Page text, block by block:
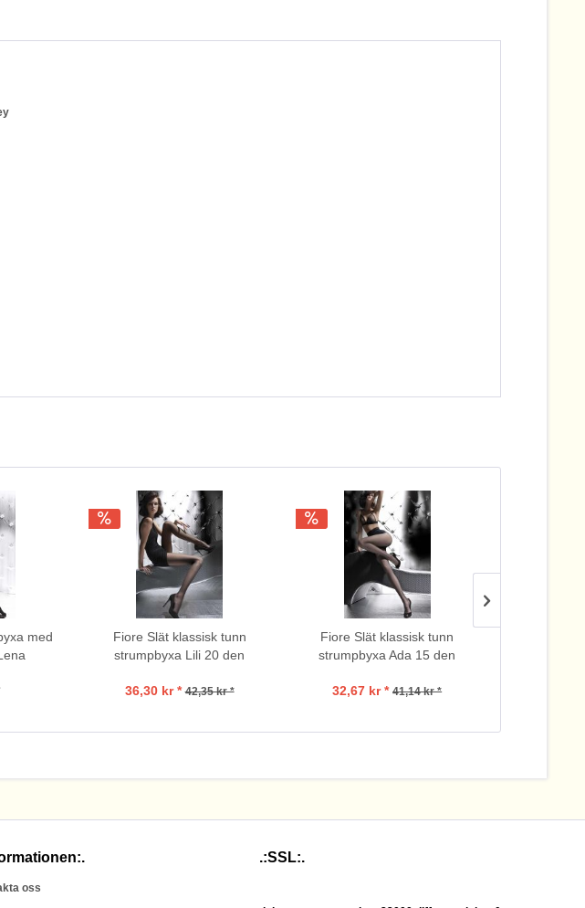
med
Fiore Slät klassisk tunn
strumpbyxa Lili 20 den
36,30 kr * 42,35 kr *
Fiore Slät klassisk tunn
strumpbyxa Ada 15 den
32,67 kr * 41,14 kr *
oss
.:SSL:.